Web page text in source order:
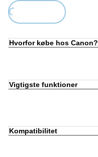
Hvorfor købe hos Canon?
Vigtigste funktioner
Kompatibilitet